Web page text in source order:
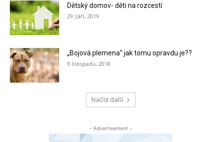
Dětský domov- děti na rozcestí
29 září, 2019
„Bojová plemena“ jak tomu opravdu je??
9 listopadu, 2018
Načíst další
- Advertisement -